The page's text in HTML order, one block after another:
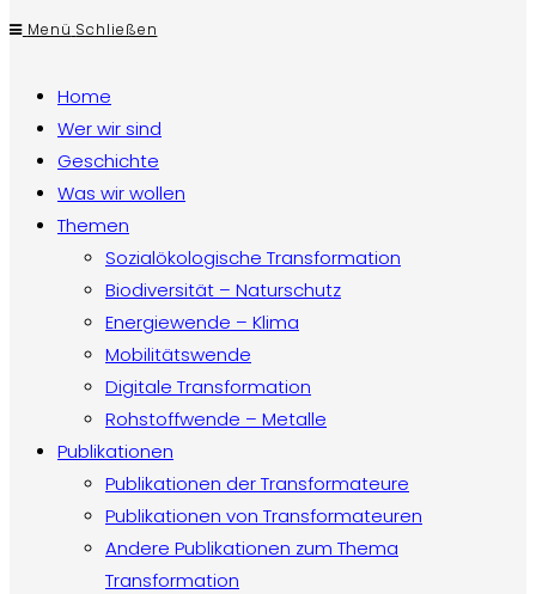
Menü Schließen
Home
Wer wir sind
Geschichte
Was wir wollen
Themen
Sozialökologische Transformation
Biodiversität – Naturschutz
Energiewende – Klima
Mobilitätswende
Digitale Transformation
Rohstoffwende – Metalle
Publikationen
Publikationen der Transformateure
Publikationen von Transformateuren
Andere Publikationen zum Thema
Transformation